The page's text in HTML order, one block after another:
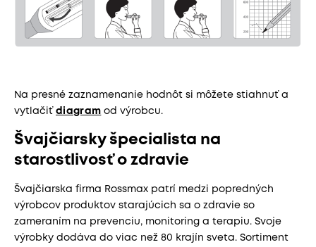
Na presné zaznamenanie hodnôt si môžete stiahnuť a
vytlačiť diagram od výrobcu.
Švajčiarsky špecialista na
starostlivosť o zdravie
Švajčiarska firma Rossmax patrí medzi popredných
výrobcov produktov starajúcich sa o zdravie so
zameraním na prevenciu, monitoring a terapiu. Svoje
výrobky dodáva do viac než 80 krajín sveta. Sortiment